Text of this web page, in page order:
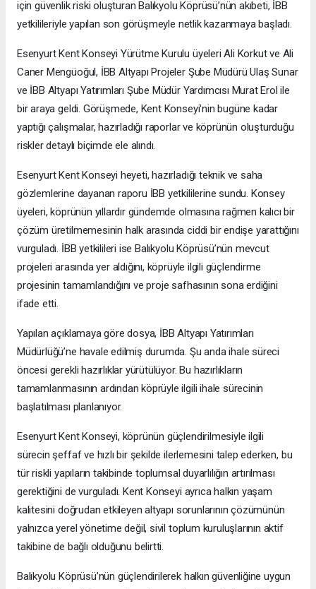
için güvenlik riski oluşturan Balıkyolu Köprüsü’nün akıbeti, İBB
yetkilileriyle yapılan son görüşmeyle netlik kazanmaya başladı.
Esenyurt Kent Konseyi Yürütme Kurulu üyeleri Ali Korkut ve Ali
Caner Mengüoğul, İBB Altyapı Projeler Şube Müdürü Ulaş Sunar
ve İBB Altyapı Yatırımları Şube Müdür Yardımcısı Murat Erol ile
bir araya geldi. Görüşmede, Kent Konseyi'nin bugüne kadar
yaptığı çalışmalar, hazırladığı raporlar ve köprünün oluşturduğu
riskler detaylı biçimde ele alındı.
Esenyurt Kent Konseyi heyeti, hazırladığı teknik ve saha
gözlemlerine dayanan raporu İBB yetkililerine sundu. Konsey
üyeleri, köprünün yıllardır gündemde olmasına rağmen kalıcı bir
çözüm üretilmemesinin halk arasında ciddi bir endişe yarattığını
vurguladı. İBB yetkilileri ise Balıkyolu Köprüsü’nün mevcut
projeleri arasında yer aldığını, köprüyle ilgili güçlendirme
projesinin tamamlandığını ve proje safhasının sona erdiğini
ifade etti.
Yapılan açıklamaya göre dosya, İBB Altyapı Yatırımları
Müdürlüğü’ne havale edilmiş durumda. Şu anda ihale süreci
öncesi gerekli hazırlıklar yürütülüyor. Bu hazırlıkların
tamamlanmasının ardından köprüyle ilgili ihale sürecinin
başlatılması planlanıyor.
Esenyurt Kent Konseyi, köprünün güçlendirilmesiyle ilgili
sürecin şeffaf ve hızlı bir şekilde ilerlemesini talep ederken, bu
tür riskli yapıların takibinde toplumsal duyarlılığın artırılması
gerektiğini de vurguladı. Kent Konseyi ayrıca halkın yaşam
kalitesini doğrudan etkileyen altyapı sorunlarının çözümünün
yalnızca yerel yönetime değil, sivil toplum kuruluşlarının aktif
takibine de bağlı olduğunu belirtti.
Balıkyolu Köprüsü’nün güçlendirilerek halkın güvenliğine uygun